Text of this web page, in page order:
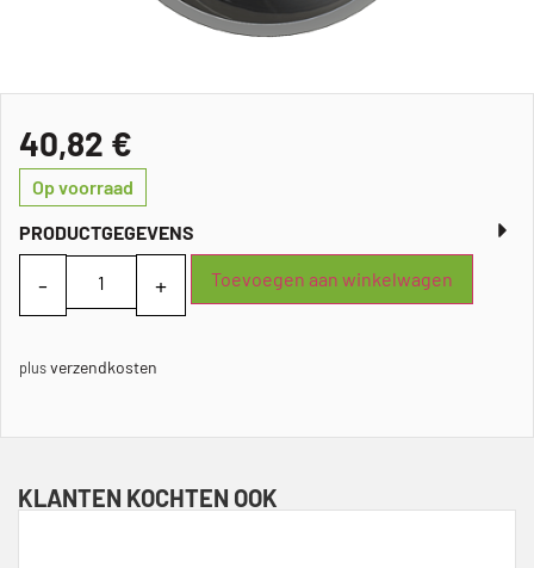
40,82 €
Op voorraad
PRODUCTGEGEVENS
Toevoegen aan winkelwagen
plusverzendkosten
KLANTEN KOCHTEN OOK